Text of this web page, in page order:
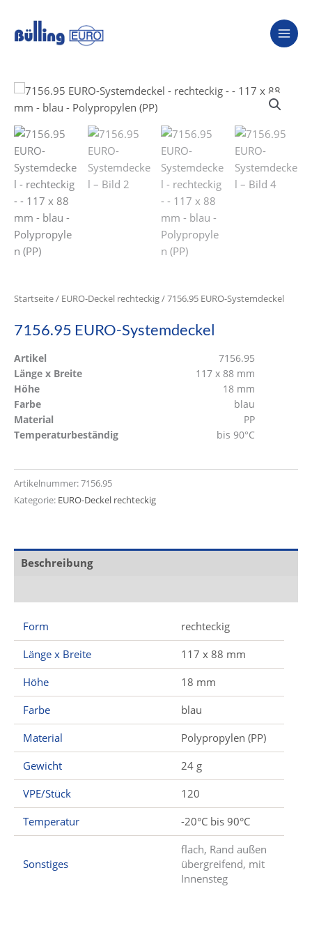
springen
Startseite/ EURO-Deckel rechteckig/ 7156.95 EURO-Systemdeckel
7156.95 EURO-Systemdeckel
Artikel
7156.95
Länge x Breite
117 x 88 mm
Höhe
18 mm
Farbe
blau
Material
PP
Temperaturbeständig
bis 90°C
Artikelnummer:7156.95
Kategorie: EURO-Deckel rechteckig
Beschreibung
Form
rechteckig
Länge x Breite
117 x 88 mm
Höhe
18 mm
Farbe
blau
Material
Polypropylen (PP)
Gewicht
24 g
VPE/Stück
120
Temperatur
-20°C bis 90°C
Sonstiges
flach, Rand außen
übergreifend, mit
Innensteg